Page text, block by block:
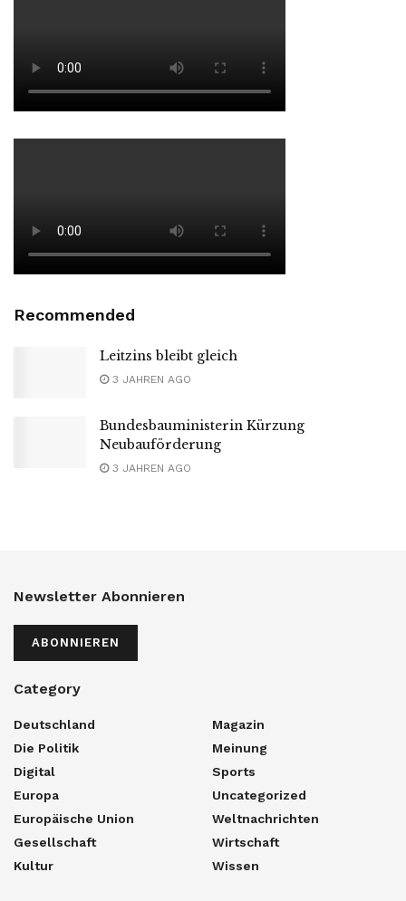
Recommended
Leitzins bleibt gleich
3 JAHREN AGO
Bundesbauministerin Kürzung
Neubauförderung
3 JAHREN AGO
Newsletter Abonnieren
ABONNIEREN
Category
Deutschland
Die Politik
Digital
Europa
Europäische Union
Gesellschaft
Kultur
Magazin
Meinung
Sports
Uncategorized
Weltnachrichten
Wirtschaft
Wissen